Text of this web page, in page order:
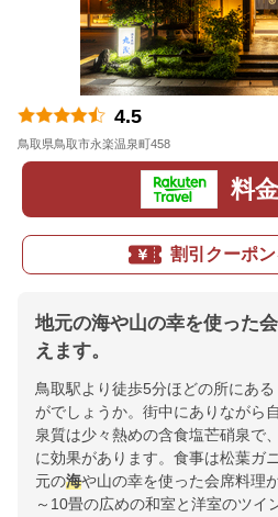
4.5
鳥取県鳥取市永楽温泉町458
料
割引クーポ
地元の海や山の幸を使った
えます。
鳥取駅より徒歩5分ほどの所にあ
がでしょうか。街中にありながら
泉質は少々熱めの含食塩芒硝泉で
に効果があります。食事は松葉ガ
元の海や山の幸を使った会席料理
～10畳の広めの和室と洋室のツイ